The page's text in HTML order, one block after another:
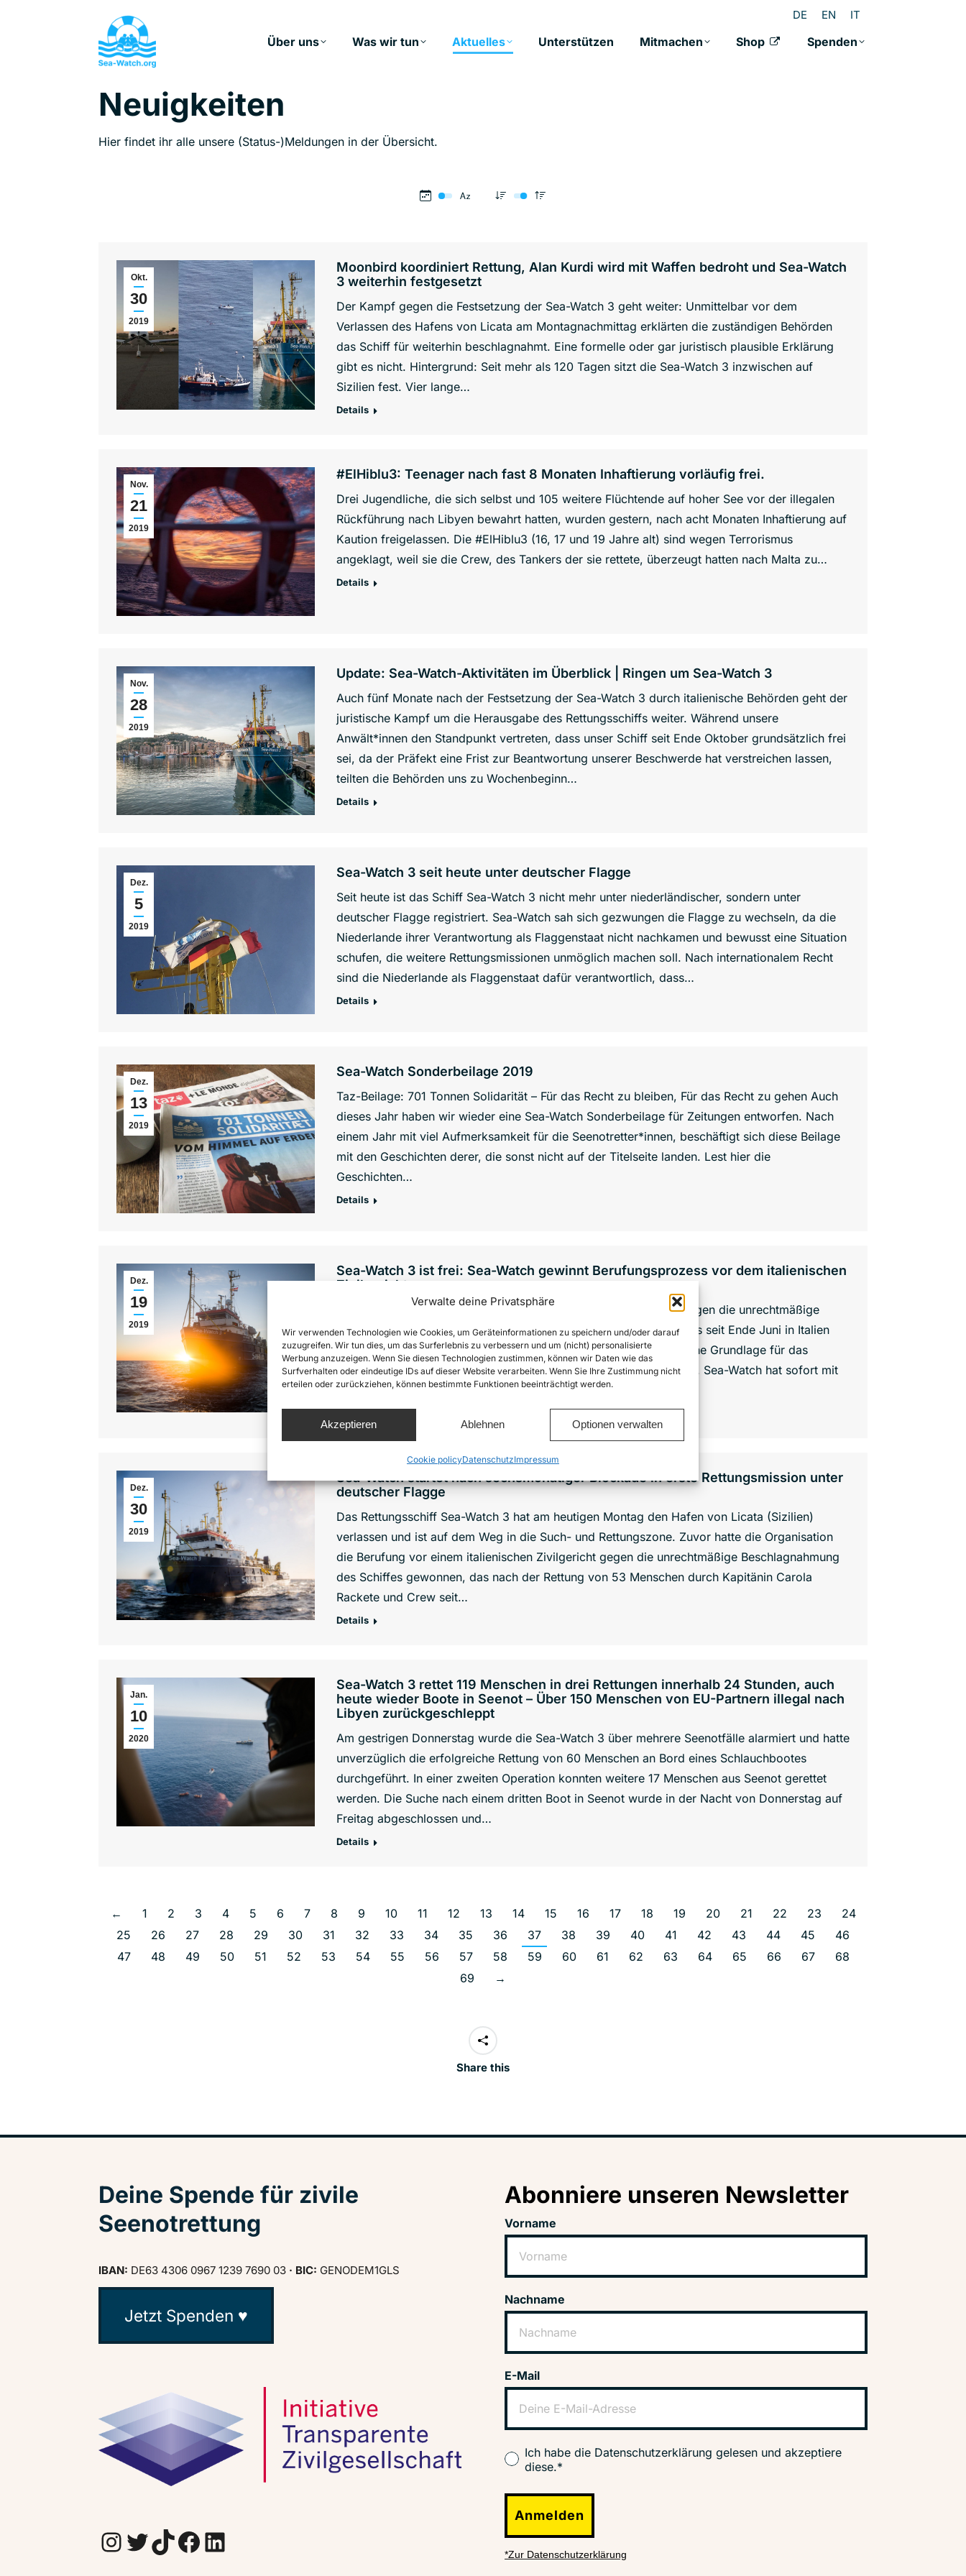
Verwalte deine Privatsphäre
Wir verwenden Technologien wie Cookies, um Geräteinformationen zu speichern und/oder darauf
zuzugreifen. Wir tun dies, um das Surferlebnis zu verbessern und um (nicht) personalisierte
Werbung anzuzeigen. Wenn Sie diesen Technologien zustimmen, können wir Daten wie das
Surfverhalten oder eindeutige IDs auf dieser Website verarbeiten. Wenn Sie Ihre Zustimmung nicht
erteilen oder zurückziehen, können bestimmte Funktionen beeinträchtigt werden.
Akzeptieren Ablehnen Optionen verwalten
Cookie policyDatenschutzImpressum
DE EN IT
Über uns Was wir tun Aktuelles Unterstützen Mitmachen Shop Spenden
Neuigkeiten
Hier findet ihr alle unsere (Status-)Meldungen in der Übersicht.
Okt.
30
2019
Moonbird koordiniert Rettung, Alan Kurdi wird mit Waffen bedroht und Sea-Watch
3 weiterhin festgesetzt
Der Kampf gegen die Festsetzung der Sea-Watch 3 geht weiter: Unmittelbar vor dem
Verlassen des Hafens von Licata am Montagnachmittag erklärten die zuständigen Behörden
das Schiff für weiterhin beschlagnahmt. Eine formelle oder gar juristisch plausible Erklärung
gibt es nicht. Hintergrund: Seit mehr als 120 Tagen sitzt die Sea-Watch 3 inzwischen auf
Sizilien fest. Vier lange…
Details
Nov.
21
2019
#ElHiblu3: Teenager nach fast 8 Monaten Inhaftierung vorläufig frei.
Drei Jugendliche, die sich selbst und 105 weitere Flüchtende auf hoher See vor der illegalen
Rückführung nach Libyen bewahrt hatten, wurden gestern, nach acht Monaten Inhaftierung auf
Kaution freigelassen. Die #ElHiblu3 (16, 17 und 19 Jahre alt) sind wegen Terrorismus
angeklagt, weil sie die Crew, des Tankers der sie rettete, überzeugt hatten nach Malta zu…
Details
Nov.
28
2019
Update: Sea-Watch-Aktivitäten im Überblick | Ringen um Sea-Watch 3
Auch fünf Monate nach der Festsetzung der Sea-Watch 3 durch italienische Behörden geht der
juristische Kampf um die Herausgabe des Rettungsschiffs weiter. Während unsere
Anwält*innen den Standpunkt vertreten, dass unser Schiff seit Ende Oktober grundsätzlich frei
sei, da der Präfekt eine Frist zur Beantwortung unserer Beschwerde hat verstreichen lassen,
teilten die Behörden uns zu Wochenbeginn…
Details
Dez.
5
2019
Sea-Watch 3 seit heute unter deutscher Flagge
Seit heute ist das Schiff Sea-Watch 3 nicht mehr unter niederländischer, sondern unter
deutscher Flagge registriert. Sea-Watch sah sich gezwungen die Flagge zu wechseln, da die
Niederlande ihrer Verantwortung als Flaggenstaat nicht nachkamen und bewusst eine Situation
schufen, die weitere Rettungsmissionen unmöglich machen soll. Nach internationalem Recht
sind die Niederlande als Flaggenstaat dafür verantwortlich, dass…
Details
Dez.
13
2019
Sea-Watch Sonderbeilage 2019
Taz-Beilage: 701 Tonnen Solidarität – Für das Recht zu bleiben, Für das Recht zu gehen Auch
dieses Jahr haben wir wieder eine Sea-Watch Sonderbeilage für Zeitungen entworfen. Nach
einem Jahr mit viel Aufmerksamkeit für die Seenotretter*innen, beschäftigt sich diese Beilage
mit den Geschichten derer, die sonst nicht auf der Titelseite landen. Lest hier die
Geschichten…
Details
Dez.
19
2019
Sea-Watch 3 ist frei: Sea-Watch gewinnt Berufungsprozess vor dem italienischen
Zivilgericht
Sea-Watch hat die Berufung vor einem italienischen Zivilgericht gegen die unrechtmäßige
Beschlagnahmung seines Schiffes Sea-Watch 3 gewonnen, welches seit Ende Juni in Italien
festsaß. Das heutige Urteil bestätigt nicht nur die fehlende rechtliche Grundlage für das
Festsetzen des Schiffes, sondern die politische Motivation dahinter. Sea-Watch hat sofort mit
den Vorbereitungen für ein Auslaufen des Schiffs…
Dez.
30
2019
Sea-Watch startet nach sechsmonatiger Blockade in erste Rettungsmission unter
deutscher Flagge
Das Rettungsschiff Sea-Watch 3 hat am heutigen Montag den Hafen von Licata (Sizilien)
verlassen und ist auf dem Weg in die Such- und Rettungszone. Zuvor hatte die Organisation
die Berufung vor einem italienischen Zivilgericht gegen die unrechtmäßige Beschlagnahmung
des Schiffes gewonnen, das nach der Rettung von 53 Menschen durch Kapitänin Carola
Rackete und Crew seit…
Details
Jan.
10
2020
Sea-Watch 3 rettet 119 Menschen in drei Rettungen innerhalb 24 Stunden, auch
heute wieder Boote in Seenot – Über 150 Menschen von EU-Partnern illegal nach
Libyen zurückgeschleppt
Am gestrigen Donnerstag wurde die Sea-Watch 3 über mehrere Seenotfälle alarmiert und hatte
unverzüglich die erfolgreiche Rettung von 60 Menschen an Bord eines Schlauchbootes
durchgeführt. In einer zweiten Operation konnten weitere 17 Menschen aus Seenot gerettet
werden. Die Suche nach einem dritten Boot in Seenot wurde in der Nacht von Donnerstag auf
Freitag abgeschlossen und…
Details
← 1 2 3 4 5 6 7 8 9 10 11 12 13 14 15 16 17 18 19 20 21 22 23
24
25
26 27 28 29 30 31 32 33 34 35 36 37 38 39 40 41 42 43 44 45
46
47
48 49 50 51 52 53 54 55 56 57 58 59 60 61 62 63 64 65 66 67
68
69
→
Share this
Deine Spende für zivile
Seenotrettung
IBAN: DE63 4306 0967 1239 7690 03 · BIC: GENODEM1GLS
Jetzt Spenden ♥
InstagramTwitter TikTok Facebook LinkedIn
Abonniere unseren Newsletter
Vorname
Nachname
E-Mail
Ich habe die Datenschutzerklärung gelesen und akzeptiere
diese.*
Anmelden
*Zur Datenschutzerklärung